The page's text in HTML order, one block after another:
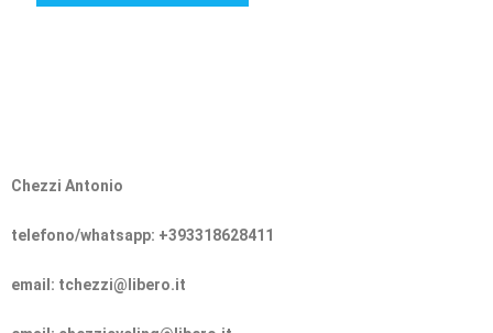
Chezzi Antonio
telefono/whatsapp: +393318628411
email: tchezzi@libero.it